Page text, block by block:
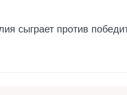
сыграет против